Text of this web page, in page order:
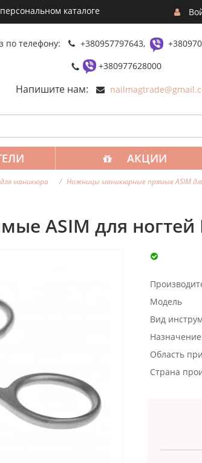
каталоге
по телефону: +380957797643,
+380977628000
Напишите нам:
АКЦИИ
маникюра Ножницы маникюрные прямые ASIM
ASIM для ногтей
Модель
Вид
Область
Страна